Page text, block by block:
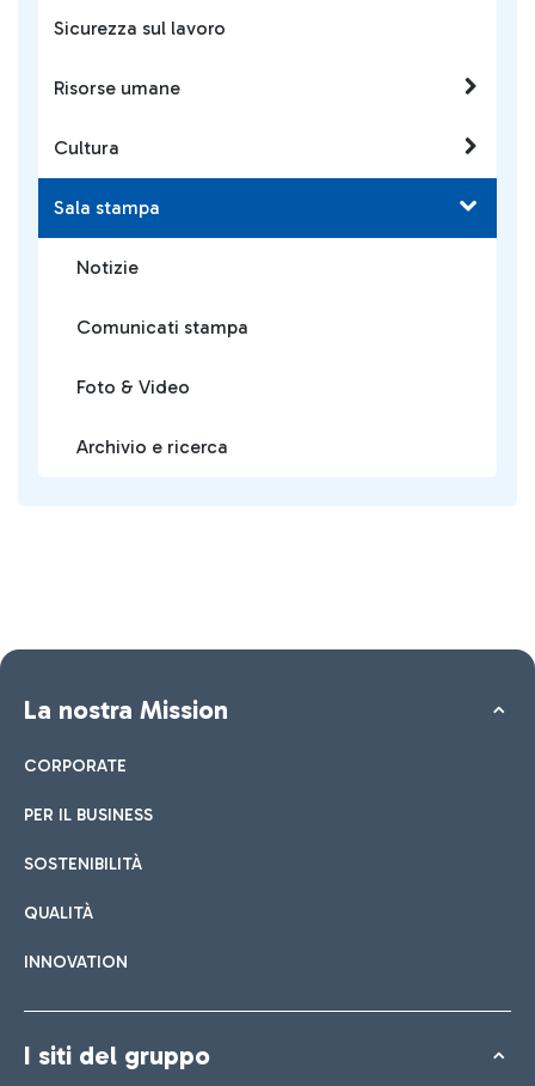
Sicurezza sul lavoro
Risorse umane
Cultura
Sala stampa
Notizie
Comunicati stampa
Foto & Video
Archivio e ricerca
La nostra Mission
CORPORATE
PER IL BUSINESS
SOSTENIBILITÀ
QUALITÀ
INNOVATION
I siti del gruppo